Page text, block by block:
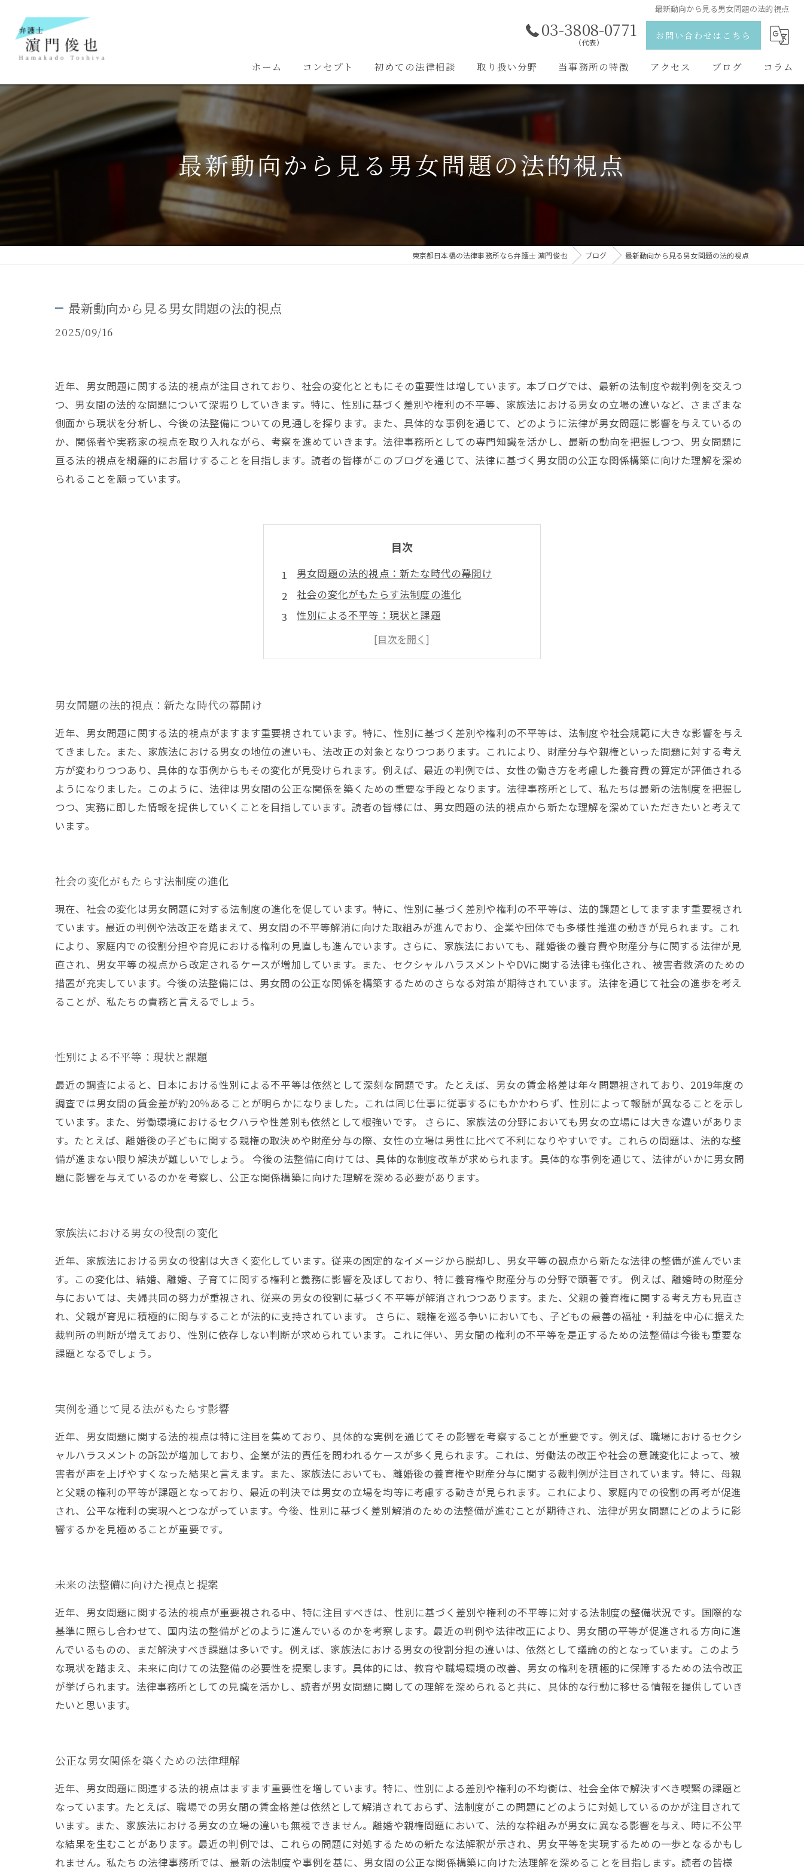
最新動向から見る男女問題の法的視点
03-3808-0771
（代表）
お問い合わせはこちら
ホーム コンセプト 初めての法律相談 取り扱い分野
離婚問題
交通事故問題
相続問題
当事務所の特徴
刑事事件
アクセス ブログ コラム
最新動向から見る男女問題の法的視点
東京都日本橋の法律事務所なら弁護士 濵門俊也 ブログ 最新動向から見る男女問題の法的視点
最新動向から見る男女問題の法的視点
2025/09/16
近年、男女問題に関する法的視点が注目されており、社会の変化とともにその重要性は増しています。本ブログでは、最新の法制度や裁判例を交えつ
つ、男女間の法的な問題について深堀りしていきます。特に、性別に基づく差別や権利の不平等、家族法における男女の立場の違いなど、さまざまな
側面から現状を分析し、今後の法整備についての見通しを探ります。また、具体的な事例を通じて、どのように法律が男女問題に影響を与えているの
か、関係者や実務家の視点を取り入れながら、考察を進めていきます。法律事務所としての専門知識を活かし、最新の動向を把握しつつ、男女問題に
亘る法的視点を網羅的にお届けすることを目指します。読者の皆様がこのブログを通じて、法律に基づく男女間の公正な関係構築に向けた理解を深め
られることを願っています。
目次
男女問題の法的視点：新たな時代の幕開け
社会の変化がもたらす法制度の進化
性別による不平等：現状と課題
家族法における男女の役割の変化
実例を通じて見る法がもたらす影響
男女問題の法的視点：新たな時代の幕開け
近年、男女問題に関する法的視点がますます重要視されています。特に、性別に基づく差別や権利の不平等は、法制度や社会規範に大きな影響を与え
てきました。また、家族法における男女の地位の違いも、法改正の対象となりつつあります。これにより、財産分与や親権といった問題に対する考え
方が変わりつつあり、具体的な事例からもその変化が見受けられます。例えば、最近の判例では、女性の働き方を考慮した養育費の算定が評価される
ようになりました。このように、法律は男女間の公正な関係を築くための重要な手段となります。法律事務所として、私たちは最新の法制度を把握し
つつ、実務に即した情報を提供していくことを目指しています。読者の皆様には、男女問題の法的視点から新たな理解を深めていただきたいと考えて
います。
社会の変化がもたらす法制度の進化
現在、社会の変化は男女問題に対する法制度の進化を促しています。特に、性別に基づく差別や権利の不平等は、法的課題としてますます重要視され
ています。最近の判例や法改正を踏まえて、男女間の不平等解消に向けた取組みが進んでおり、企業や団体でも多様性推進の動きが見られます。これ
により、家庭内での役割分担や育児における権利の見直しも進んでいます。さらに、家族法においても、離婚後の養育費や財産分与に関する法律が見
直され、男女平等の視点から改定されるケースが増加しています。また、セクシャルハラスメントやDVに関する法律も強化され、被害者救済のための
措置が充実しています。今後の法整備には、男女間の公正な関係を構築するためのさらなる対策が期待されています。法律を通じて社会の進歩を考え
ることが、私たちの責務と言えるでしょう。
性別による不平等：現状と課題
最近の調査によると、日本における性別による不平等は依然として深刻な問題です。たとえば、男女の賃金格差は年々問題視されており、2019年度の
調査では男女間の賃金差が約20％あることが明らかになりました。これは同じ仕事に従事するにもかかわらず、性別によって報酬が異なることを示し
ています。また、労働環境におけるセクハラや性差別も依然として根強いです。 さらに、家族法の分野においても男女の立場には大きな違いがありま
す。たとえば、離婚後の子どもに関する親権の取決めや財産分与の際、女性の立場は男性に比べて不利になりやすいです。これらの問題は、法的な整
備が進まない限り解決が難しいでしょう。 今後の法整備に向けては、具体的な制度改革が求められます。具体的な事例を通じて、法律がいかに男女問
題に影響を与えているのかを考察し、公正な関係構築に向けた理解を深める必要があります。
家族法における男女の役割の変化
近年、家族法における男女の役割は大きく変化しています。従来の固定的なイメージから脱却し、男女平等の観点から新たな法律の整備が進んでいま
す。この変化は、結婚、離婚、子育てに関する権利と義務に影響を及ぼしており、特に養育権や財産分与の分野で顕著です。 例えば、離婚時の財産分
与においては、夫婦共同の努力が重視され、従来の男女の役割に基づく不平等が解消されつつあります。また、父親の養育権に関する考え方も見直さ
れ、父親が育児に積極的に関与することが法的に支持されています。 さらに、親権を巡る争いにおいても、子どもの最善の福祉・利益を中心に据えた
裁判所の判断が増えており、性別に依存しない判断が求められています。これに伴い、男女間の権利の不平等を是正するための法整備は今後も重要な
課題となるでしょう。
実例を通じて見る法がもたらす影響
近年、男女問題に関する法的視点は特に注目を集めており、具体的な実例を通じてその影響を考察することが重要です。例えば、職場におけるセクシ
ャルハラスメントの訴訟が増加しており、企業が法的責任を問われるケースが多く見られます。これは、労働法の改正や社会の意識変化によって、被
害者が声を上げやすくなった結果と言えます。また、家族法においても、離婚後の養育権や財産分与に関する裁判例が注目されています。特に、母親
と父親の権利の平等が課題となっており、最近の判決では男女の立場を均等に考慮する動きが見られます。これにより、家庭内での役割の再考が促進
され、公平な権利の実現へとつながっています。今後、性別に基づく差別解消のための法整備が進むことが期待され、法律が男女問題にどのように影
響するかを見極めることが重要です。
未来の法整備に向けた視点と提案
近年、男女問題に関する法的視点が重要視される中、特に注目すべきは、性別に基づく差別や権利の不平等に対する法制度の整備状況です。国際的な
基準に照らし合わせて、国内法の整備がどのように進んでいるのかを考察します。最近の判例や法律改正により、男女間の平等が促進される方向に進
んでいるものの、まだ解決すべき課題は多いです。例えば、家族法における男女の役割分担の違いは、依然として議論の的となっています。このよう
な現状を踏まえ、未来に向けての法整備の必要性を提案します。具体的には、教育や職場環境の改善、男女の権利を積極的に保障するための法令改正
が挙げられます。法律事務所としての見識を活かし、読者が男女問題に関しての理解を深められると共に、具体的な行動に移せる情報を提供していき
たいと思います。
公正な男女関係を築くための法律理解
近年、男女問題に関連する法的視点はますます重要性を増しています。特に、性別による差別や権利の不均衡は、社会全体で解決すべき喫緊の課題と
なっています。たとえば、職場での男女間の賃金格差は依然として解消されておらず、法制度がこの問題にどのように対処しているのかが注目されて
います。また、家族法における男女の立場の違いも無視できません。離婚や親権問題において、法的な枠組みが男女に異なる影響を与え、時に不公平
な結果を生むことがあります。最近の判例では、これらの問題に対処するための新たな法解釈が示され、男女平等を実現するための一歩となるかもし
れません。私たちの法律事務所では、最新の法制度や事例を基に、男女間の公正な関係構築に向けた法理解を深めることを目指します。読者の皆様